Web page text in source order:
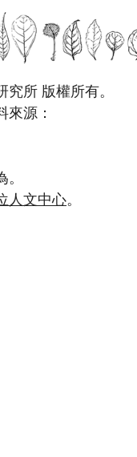
究所 版權所有。
來源：
人文中心。